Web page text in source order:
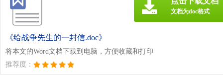
《给战争先生的一封信.doc》
将本文的Word文档下载到电脑，方便收藏和打印
推荐度：
文档为doc格式